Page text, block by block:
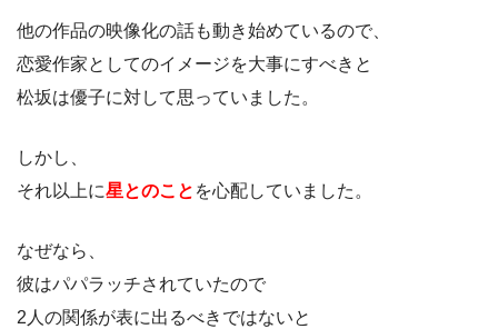
他の作品の映像化の話も動き始めているので、
恋愛作家としてのイメージを大事にすべきと
松坂は優子に対して思っていました。
しかし、
それ以上に星とのこと を心配していました。
なぜなら、
彼はパパラッチされていたので
2人の関係が表に出るべきではないと